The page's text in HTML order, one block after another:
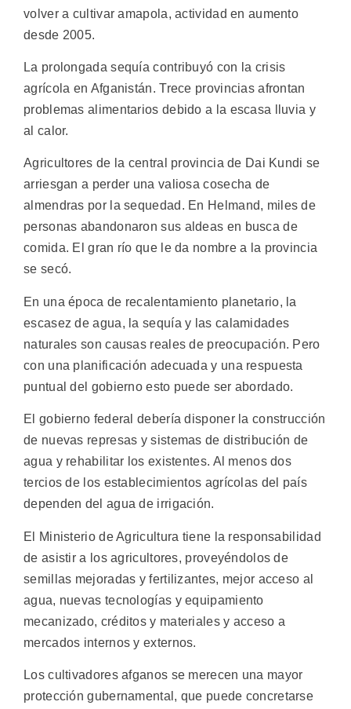
volver a cultivar amapola, actividad en aumento
desde 2005.
La prolongada sequía contribuyó con la crisis
agrícola en Afganistán. Trece provincias afrontan
problemas alimentarios debido a la escasa lluvia y
al calor.
Agricultores de la central provincia de Dai Kundi se
arriesgan a perder una valiosa cosecha de
almendras por la sequedad. En Helmand, miles de
personas abandonaron sus aldeas en busca de
comida. El gran río que le da nombre a la provincia
se secó.
En una época de recalentamiento planetario, la
escasez de agua, la sequía y las calamidades
naturales son causas reales de preocupación. Pero
con una planificación adecuada y una respuesta
puntual del gobierno esto puede ser abordado.
El gobierno federal debería disponer la construcción
de nuevas represas y sistemas de distribución de
agua y rehabilitar los existentes. Al menos dos
tercios de los establecimientos agrícolas del país
dependen del agua de irrigación.
El Ministerio de Agricultura tiene la responsabilidad
de asistir a los agricultores, proveyéndolos de
semillas mejoradas y fertilizantes, mejor acceso al
agua, nuevas tecnologías y equipamiento
mecanizado, créditos y materiales y acceso a
mercados internos y externos.
Los cultivadores afganos se merecen una mayor
protección gubernamental, que puede concretarse